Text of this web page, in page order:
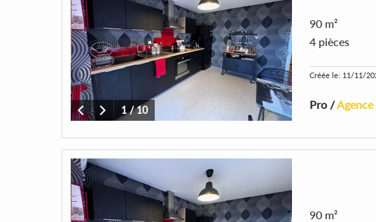
1/10
90 m²
4 pièces
Créée le: 11/11/
Pro /Agence
90 m²